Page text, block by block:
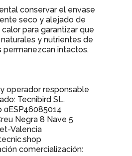
conservar el envase
seco y alejado de
para garantizar que
y nutrientes de
permanezcan intactos.
operador responsable
Tecnibird SL.
αESP46085014
Negra 8 Nave 5
Valencia
comercialización: